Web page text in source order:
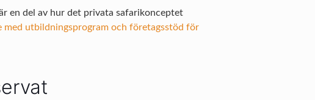
en del av hur det privata safarikonceptet
med utbildningsprogram och företagsstöd för